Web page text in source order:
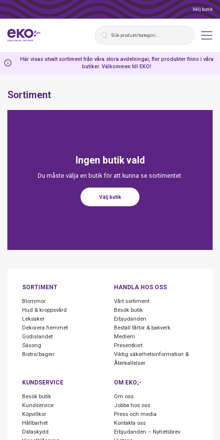
Välj butik
Här visas utvalt sortiment från våra stora avdelningar, fler produkter finns i våra
butiker. Välkommen till EKO!
Sortiment
Ingen butik vald
Du måste välja en butik för att kunna se sortimentet.
Välj butik
SORTIMENT
Blommor
Hud & kroppsvård
Leksaker
Dekorera hemmet
Godislandet
Säsong
Bistro/bageri
HANDLA HOS OSS
Vårt sortiment
Besök butik
Erbjudanden
Beställ tårtor & bakverk
Medlem
Presentkort
Viktig säkerhetsinformation &
Återkallelser
KUNDSERVICE
Besök butik
Kundservice
Köpvillkor
Hållbarhet
Dataskydd
OM EKO;-
Om oss
Jobba hos oss
Press och media
Kontakta oss
Erbjudanden – Nyhetsbrev